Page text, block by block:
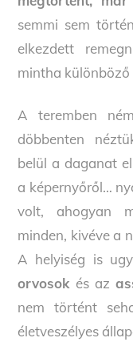
semmi sem
elkezdett
mintha
A teremben
döbbenten
belül a daganat
a képernyőről…
volt, ahogyan
minden, kivéve a
A helyiség is
orvosok és az
nem történt
életveszélyes